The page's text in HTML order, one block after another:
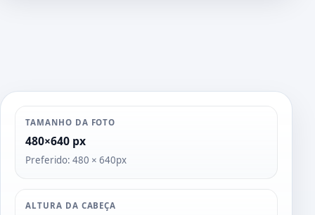
TAMANHO DA FOTO
480×640 px
Preferido: 480 × 640px
ALTURA DA CABEÇA